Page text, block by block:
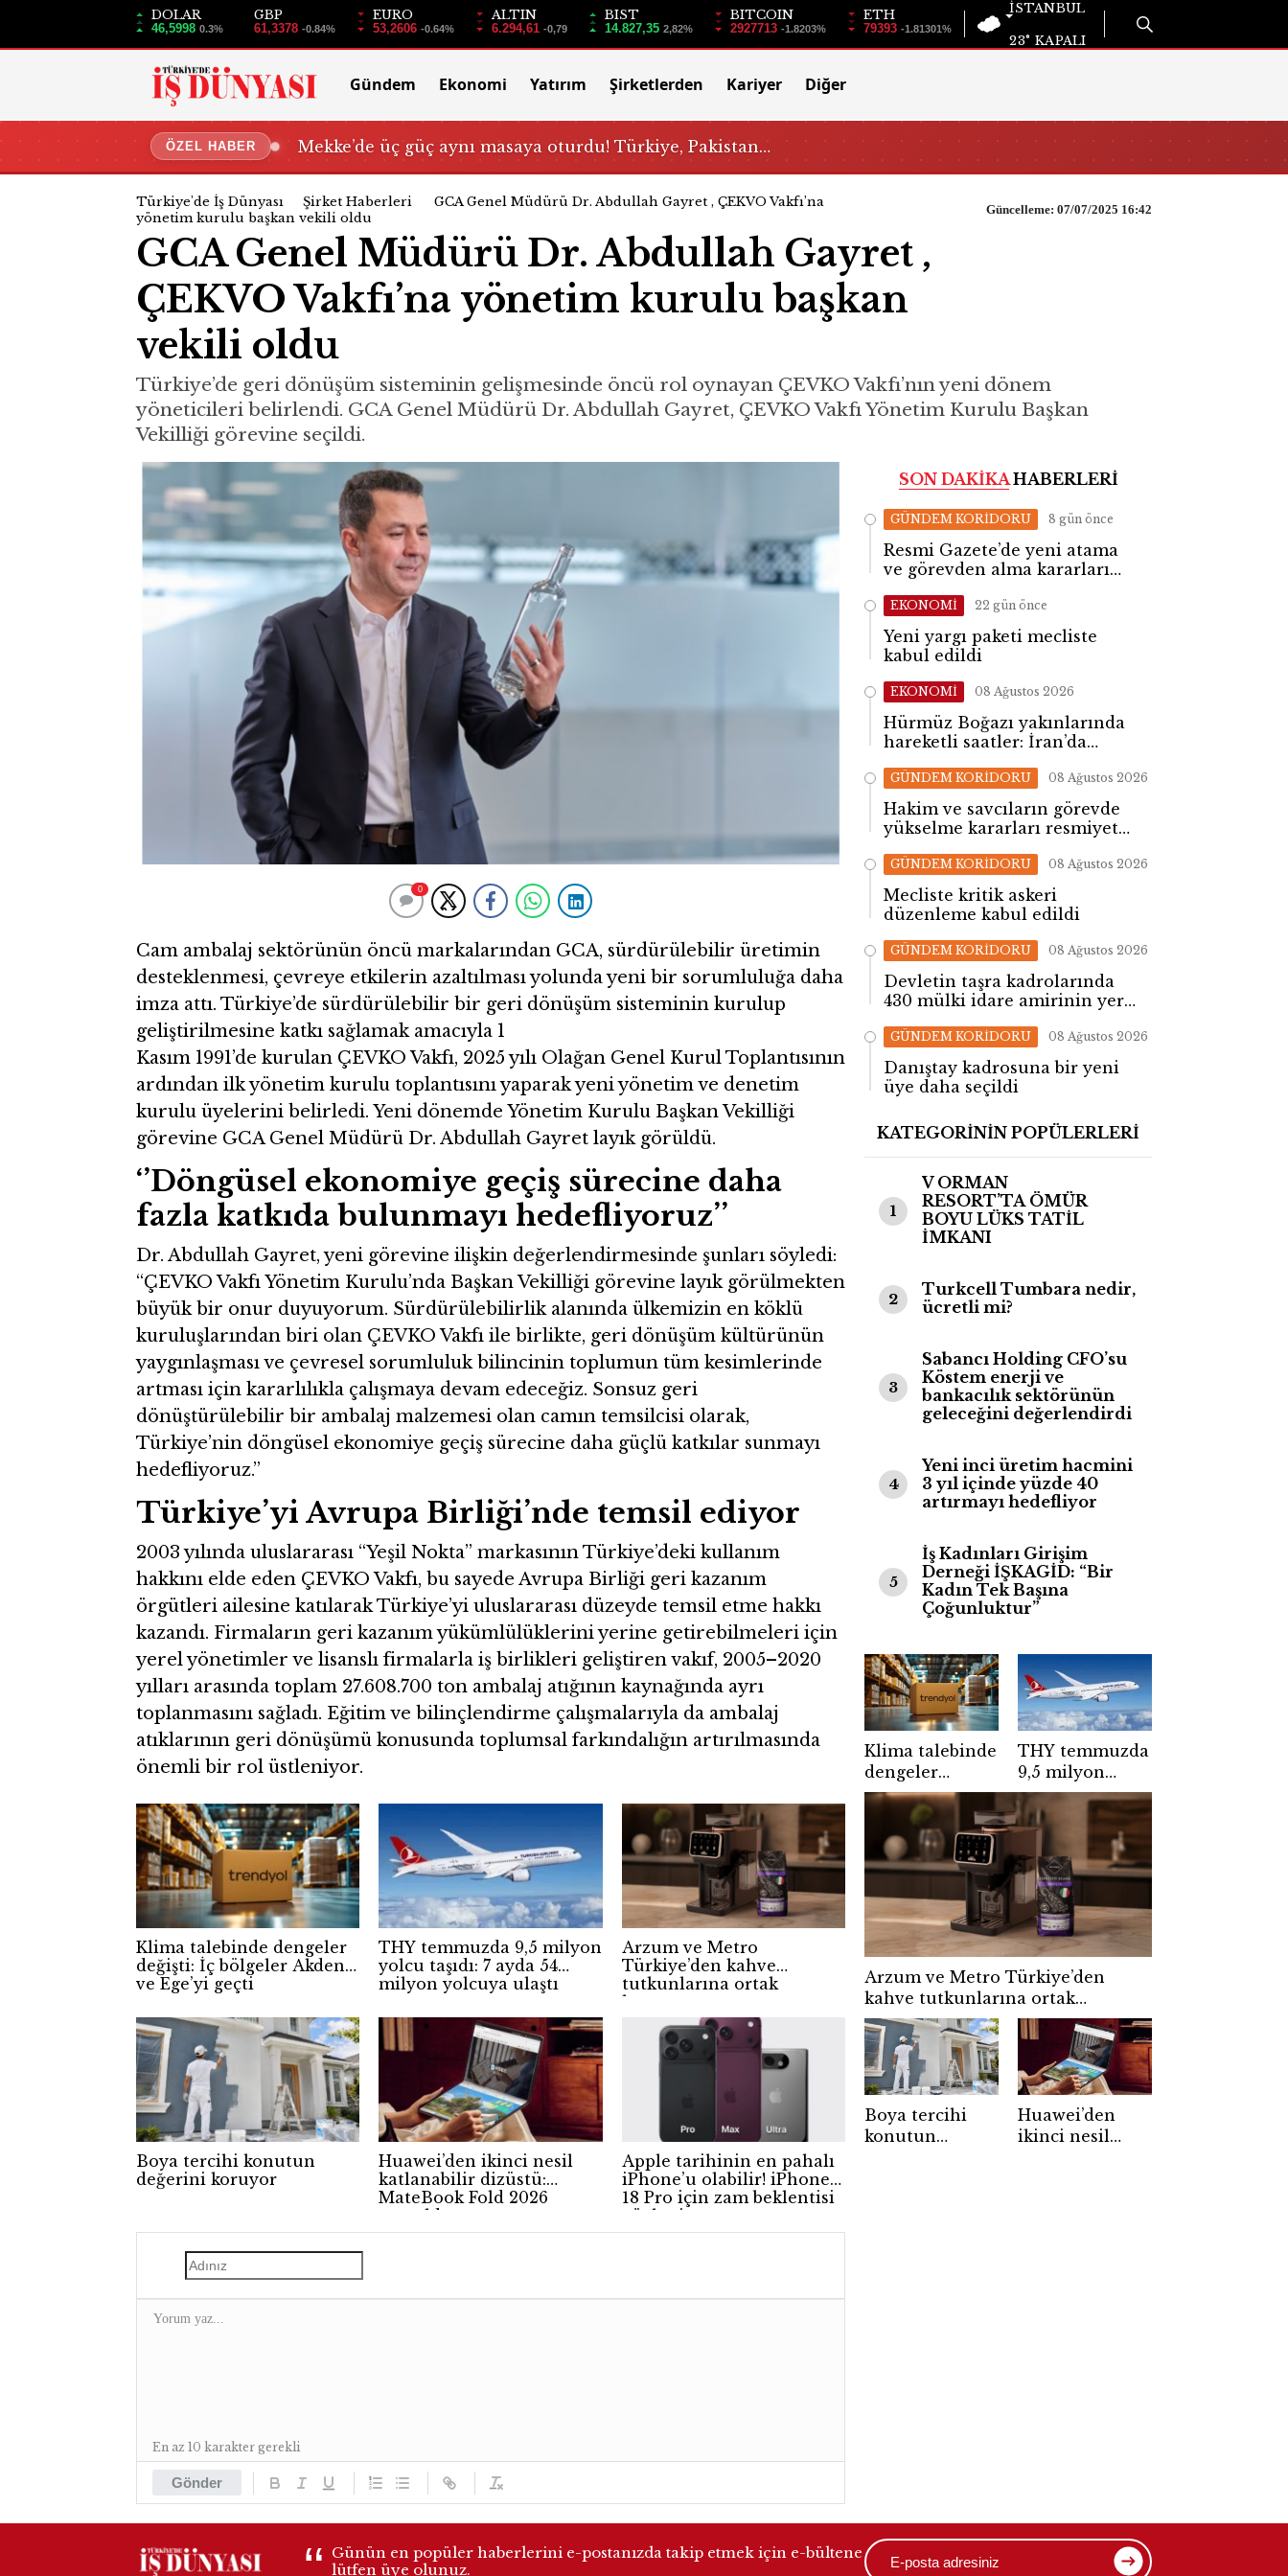
DOLAR
46,5998 0.3%
GBP
61,3378 -0.84%
EURO
53,2606 -0.64%
ALTIN
6.294,61 -0,79
BIST
14.827,35 2,82%
BITCOIN
2927713 -1.8203%
ETH
79393 -1.81301%
İSTANBUL
23° KAPALI
Gündem Ekonomi Yatırım Şirketlerden Kariyer Diğer
ÖZEL HABER Mekke’de üç güç aynı masaya oturdu! Türkiye, Pakistan…
Türkiye'de İş Dünyası Şirket Haberleri
GCA Genel Müdürü Dr. Abdullah Gayret , ÇEKVO Vakfı’na
yönetim kurulu başkan vekili oldu
Güncelleme: 07/07/2025 16:42
GCA Genel Müdürü Dr. Abdullah Gayret ,
ÇEKVO Vakfı’na yönetim kurulu başkan
vekili oldu
Türkiye’de geri dönüşüm sisteminin gelişmesinde öncü rol oynayan ÇEVKO Vakfı’nın yeni dönem
yöneticileri belirlendi. GCA Genel Müdürü Dr. Abdullah Gayret, ÇEVKO Vakfı Yönetim Kurulu Başkan
Vekilliği görevine seçildi.
0
Cam ambalaj sektörünün öncü markalarından GCA, sürdürülebilir üretimin
desteklenmesi, çevreye etkilerin azaltılması yolunda yeni bir sorumluluğa daha
imza attı. Türkiye’de sürdürülebilir bir geri dönüşüm sisteminin kurulup
geliştirilmesine katkı sağlamak amacıyla 1
Kasım 1991’de kurulan ÇEVKO Vakfı, 2025 yılı Olağan Genel Kurul Toplantısının
ardından ilk yönetim kurulu toplantısını yaparak yeni yönetim ve denetim
kurulu üyelerini belirledi. Yeni dönemde Yönetim Kurulu Başkan Vekilliği
görevine GCA Genel Müdürü Dr. Abdullah Gayret layık görüldü.
‘’Döngüsel ekonomiye geçiş sürecine daha
fazla katkıda bulunmayı hedefliyoruz’’
Dr. Abdullah Gayret, yeni görevine ilişkin değerlendirmesinde şunları söyledi:
“ÇEVKO Vakfı Yönetim Kurulu’nda Başkan Vekilliği görevine layık görülmekten
büyük bir onur duyuyorum. Sürdürülebilirlik alanında ülkemizin en köklü
kuruluşlarından biri olan ÇEVKO Vakfı ile birlikte, geri dönüşüm kültürünün
yaygınlaşması ve çevresel sorumluluk bilincinin toplumun tüm kesimlerinde
artması için kararlılıkla çalışmaya devam edeceğiz. Sonsuz geri
dönüştürülebilir bir ambalaj malzemesi olan camın temsilcisi olarak,
Türkiye’nin döngüsel ekonomiye geçiş sürecine daha güçlü katkılar sunmayı
hedefliyoruz.”
Türkiye’yi Avrupa Birliği’nde temsil ediyor
2003 yılında uluslararası “Yeşil Nokta” markasının Türkiye’deki kullanım
hakkını elde eden ÇEVKO Vakfı, bu sayede Avrupa Birliği geri kazanım
örgütleri ailesine katılarak Türkiye’yi uluslararası düzeyde temsil etme hakkı
kazandı. Firmaların geri kazanım yükümlülüklerini yerine getirebilmeleri için
yerel yönetimler ve lisanslı firmalarla iş birlikleri geliştiren vakıf, 2005–2020
yılları arasında toplam 27.608.700 ton ambalaj atığının kaynağında ayrı
toplanmasını sağladı. Eğitim ve bilinçlendirme çalışmalarıyla da ambalaj
atıklarının geri dönüşümü konusunda toplumsal farkındalığın artırılmasında
önemli bir rol üstleniyor.
Klima talebinde dengeler
değişti: İç bölgeler Akdeniz
ve Ege’yi geçti
THY temmuzda 9,5 milyon
yolcu taşıdı: 7 ayda 54
milyon yolcuya ulaştı
Arzum ve Metro
Türkiye’den kahve
tutkunlarına ortak
kampanya
Boya tercihi konutun
değerini koruyor
Huawei’den ikinci nesil
katlanabilir dizüstü:
MateBook Fold 2026
tanıtıldı
Apple tarihinin en pahalı
iPhone’u olabilir! iPhone
18 Pro için zam beklentisi
güçleniyor
Gönder
En az 10 karakter gerekli
SON DAKİKAHABERLERİ
GÜNDEM KORİDORU 8 gün önce
Resmi Gazete’de yeni atama
ve görevden alma kararları
EKONOMİ 22 gün önce
Yeni yargı paketi mecliste
kabul edildi
EKONOMİ 08 Ağustos 2026
Hürmüz Boğazı yakınlarında
hareketli saatler: İran’da
GÜNDEM KORİDORU 08 Ağustos 2026
Hakim ve savcıların görevde
yükselme kararları resmiyet
GÜNDEM KORİDORU 08 Ağustos 2026
Mecliste kritik askeri
düzenleme kabul edildi
GÜNDEM KORİDORU 08 Ağustos 2026
Devletin taşra kadrolarında
430 mülki idare amirinin yeri
GÜNDEM KORİDORU 08 Ağustos 2026
Danıştay kadrosuna bir yeni
üye daha seçildi
KATEGORİNİN POPÜLERLERİ
1
V ORMAN
RESORT’TA ÖMÜR
BOYU LÜKS TATİL
İMKANI
2
Turkcell Tumbara nedir,
ücretli mi?
3
Sabancı Holding CFO’su
Köstem enerji ve
bankacılık sektörünün
geleceğini değerlendirdi
4
Yeni inci üretim hacmini
3 yıl içinde yüzde 40
artırmayı hedefliyor
5
İş Kadınları Girişim
Derneği İŞKAGİD: “Bir
Kadın Tek Başına
Çoğunluktur”
Klima talebinde
dengeler
değişti: İç
bölgeler
Akdeniz ve
Ege’yi geçti
THY temmuzda
9,5 milyon
yolcu taşıdı: 7
ayda 54 milyon
yolcuya ulaştı
Arzum ve Metro Türkiye’den
kahve tutkunlarına ortak
kampanya
Boya tercihi
konutun
Huawei’den
ikinci nesil
Günün en popüler haberlerini e-postanızda takip etmek için e-bültene
lütfen üye olunuz.